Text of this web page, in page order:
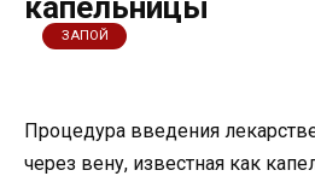
ЗАПОЙ
Процедура введения
через вену, известная как